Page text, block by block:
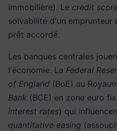
immobilière). Le credit
solvabilité d'un emprunteur
prêt accordé.
Les banques centrales
l'économie. La Federal
of England (BoE) au
Bank (BCE) en zone euro
interest rates) qui
quantitative easing